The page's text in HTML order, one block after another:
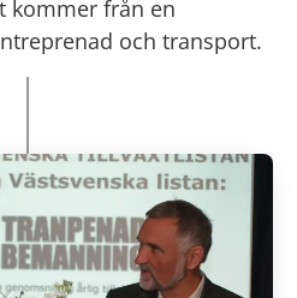
kommer från en
och transport.